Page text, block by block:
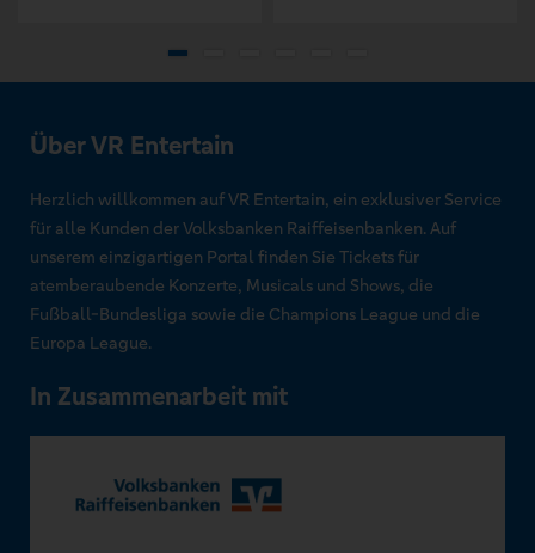
Über VR Entertain
Herzlich willkommen auf VR Entertain, ein exklusiver Service
für alle Kunden der Volksbanken Raiffeisenbanken. Auf
unserem einzigartigen Portal finden Sie Tickets für
atemberaubende Konzerte, Musicals und Shows, die
Fußball-Bundesliga sowie die Champions League und die
Europa League.
In Zusammenarbeit mit